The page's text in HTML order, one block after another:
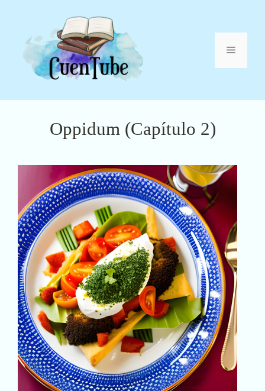
contenido
Menú
Oppidum (Capítulo 2)